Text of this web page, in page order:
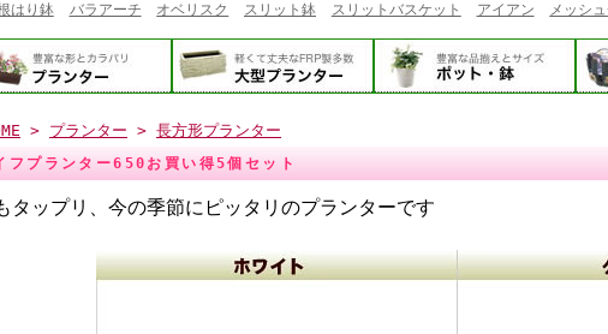
はり鉢 バラアーチ オベリスク スリット鉢 スリットバスケット アイアン メッシ
> プランター > 長方形プランター
フプランター650お買い得5個セット
タップリ、今の季節にピッタリのプランターです